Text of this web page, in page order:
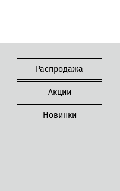
Распродажа
Акции
Новинки